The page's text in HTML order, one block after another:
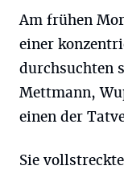
Am frühen
einer
durchsuchten
Mettmann,
einen der
Sie